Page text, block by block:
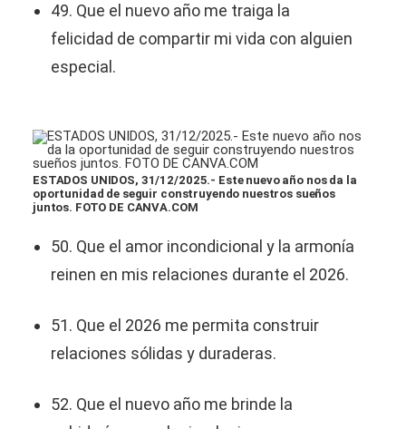
49. Que el nuevo año me traiga la
felicidad de compartir mi vida con alguien
especial.
ESTADOS UNIDOS, 31/12/2025.- Este nuevo año nos da la
oportunidad de seguir construyendo nuestros sueños
juntos. FOTO DE CANVA.COM
50. Que el amor incondicional y la armonía
reinen en mis relaciones durante el 2026.
51. Que el 2026 me permita construir
relaciones sólidas y duraderas.
52. Que el nuevo año me brinde la